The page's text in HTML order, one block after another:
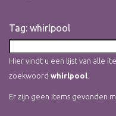
Tag: whirlpool
Hier vindt u een lijst van alle
zoekwoord whirlpool
Er zijn geen items gevonden